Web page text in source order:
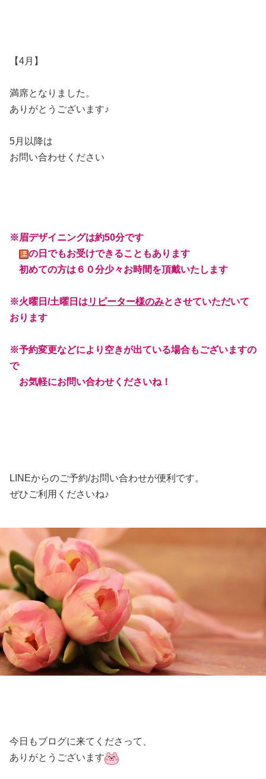
【4月】
満席となりました。
ありがとうございます♪
5月以降は
お問い合わせください
※眉デザイニングは約50分です
の日でもお受けできることもあります
初めての方は６０分少々お時間を頂戴いたします
※火曜日/土曜日は リピーター様のみとさせていただいて
おります
※予約変更などにより空きが出ている場合もございますの
で
お気軽にお問い合わせくださいね！
LINEからのご予約/お問い合わせが便利です。
ぜひご利用くださいね♪
今日もブログに来てくださって、
ありがとうございます